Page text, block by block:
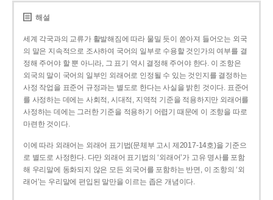
해설
세계 각국과의 교류가 활발해짐에 따라 물밀 듯이 쏟아져 들어오는 외국
의 말은 지속적으로 조사하여 국어의 일부로 수용할 것인가의 여부를 결
정해 주어야 할 뿐 아니라, 그 표기 역시 결정해 주어야 한다. 이 조항은
외국의 말이 국어의 일부인 외래어로 인정될 수 있는 것인지를 결정하는
사정 작업을 표준어 규정과는 별도로 한다는 사실을 밝힌 것이다. 표준어
를 사정하는 데에는 사회적, 시대적, 지역적 기준을 적용하지만 외래어를
사정하는 데에는 그러한 기준을 적용하기 어렵기 때문에 이 조항을 따로
마련한 것이다.
이에 따라 외래어는 외래어 표기법(문체부 고시 제2017-14호)을 기준으
로 별도로 사정한다. 다만 외래어 표기법의 ‘외래어’가 고유 명사를 포함
해 우리말에 동화되지 않은 모든 외국어를 포함하는 반면, 이 조항의 ‘외
래어’는 우리말에 편입된 말만을 이르는 좁은 개념이다.